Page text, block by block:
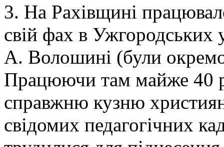
3. На Рахівщині
свій фах в Ужгородських
А. Волошині (були окремо
Працюючи там майже 40
справжню кузню
свідомих педагогічних